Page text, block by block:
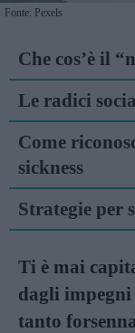
Fonte: Pexels
Che cos’è il
Le radici
Come
sickness
Strategie per
Ti è mai
dagli
tanto